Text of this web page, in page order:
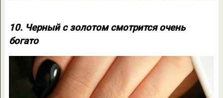
10. Черный с золотом смотрится очень
богато